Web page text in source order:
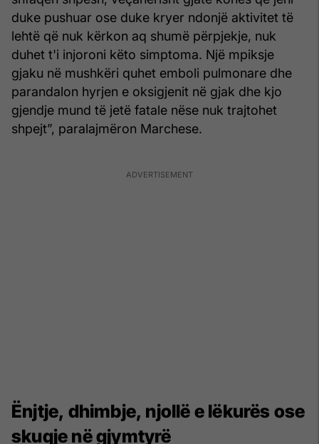
duke pushuar ose duke kryer ndonjë aktivitet të
lehtë që nuk kërkon aq shumë përpjekje, nuk
duhet t'i injoroni këto simptoma. Një mpiksje
gjaku në mushkëri quhet emboli pulmonare dhe
parandalon hyrjen e oksigjenit në gjak dhe kjo
gjendje mund të jetë fatale nëse nuk trajtohet
shpejt”, paralajmëron Marchese.
Ënjtje, dhimbje, njollë e lëkurës ose
skuqje në gjymtyrë